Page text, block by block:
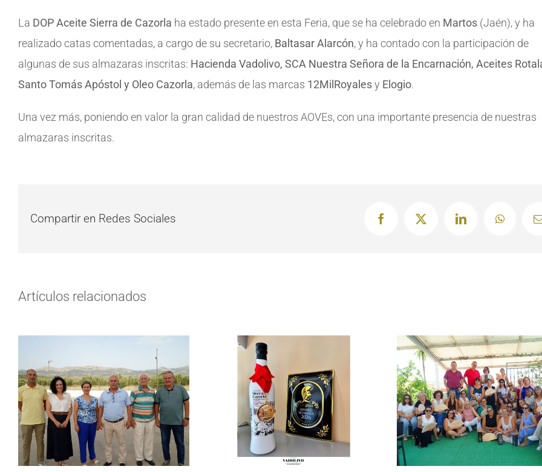
La DOP Aceite Sierra de Cazorla ha estado presente en esta Feria, que se ha celebrado en Martos (Jaén), y ha
realizado catas comentadas, a cargo de su secretario, Baltasar Alarcón, y ha contado con la participación de
algunas de sus almazaras inscritas: Hacienda Vadolivo, SCA Nuestra Señora de la Encarnación, Aceites
Santo Tomás Apóstol y Oleo Cazorla, además de las marcas 12MilRoyalesy Elogio.
Una vez más, poniendo en valor la gran calidad de nuestros AOVEs, con una importante presencia de nuestras
almazaras inscritas.
Compartir en Redes Sociales FacebookX LinkedIn
Artículos relacionados